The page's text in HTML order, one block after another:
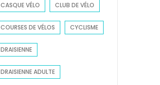
CASQUE VÉLO CLUB DE VÉLO
COURSES DE VÉLOS CYCLISME
DRAISIENNE
DRAISIENNE ADULTE